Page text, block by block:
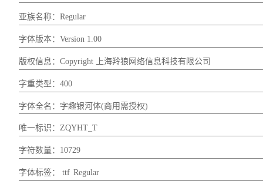
亚族名称：Regular
字体版本：Version 1.00
版权信息：Copyright 上海羚狼网络信息科技有限公司
字重类型：400
字体全名：字趣银河体(商用需授权)
唯一标识：ZQYHT_T
字符数量：10729
字体标签： ttf Regular